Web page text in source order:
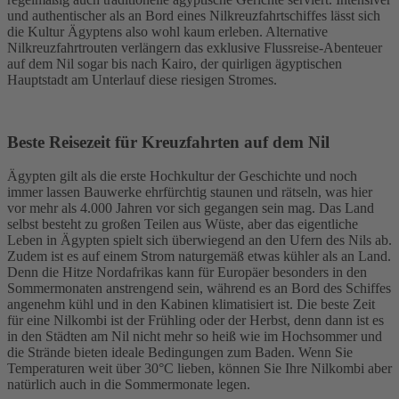
und authentischer als an Bord eines Nilkreuzfahrtschiffes lässt sich
die Kultur Ägyptens also wohl kaum erleben. Alternative
Nilkreuzfahrtrouten verlängern das exklusive Flussreise-Abenteuer
auf dem Nil sogar bis nach Kairo, der quirligen ägyptischen
Hauptstadt am Unterlauf diese riesigen Stromes.
Beste Reisezeit für Kreuzfahrten auf dem Nil
Ägypten gilt als die erste Hochkultur der Geschichte und noch
immer lassen Bauwerke ehrfürchtig staunen und rätseln, was hier
vor mehr als 4.000 Jahren vor sich gegangen sein mag. Das Land
selbst besteht zu großen Teilen aus Wüste, aber das eigentliche
Leben in Ägypten spielt sich überwiegend an den Ufern des Nils ab.
Zudem ist es auf einem Strom naturgemäß etwas kühler als an Land.
Denn die Hitze Nordafrikas kann für Europäer besonders in den
Sommermonaten anstrengend sein, während es an Bord des Schiffes
angenehm kühl und in den Kabinen klimatisiert ist. Die beste Zeit
für eine Nilkombi ist der Frühling oder der Herbst, denn dann ist es
in den Städten am Nil nicht mehr so heiß wie im Hochsommer und
die Strände bieten ideale Bedingungen zum Baden. Wenn Sie
Temperaturen weit über 30°C lieben, können Sie Ihre Nilkombi aber
natürlich auch in die Sommermonate legen.